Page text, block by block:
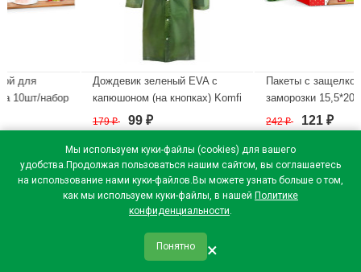
Мы используем куки-файлы (cookies) для вашего
удобства.Продолжая пользоваться нашим сайтом, вы соглашаетесь
на использование нами куки-файлов.Вы можете узнать больше о том,
как мы используем куки-файлы, в нашей Политике
конфиденциальности.
Понятно ×
Дождевик зеленый EVA с
капюшоном (на кнопках) Komfi
110мкм арт.EVA005G
В наличии
₽
Пакеты с защелкой для
заморозки 15,5*20,5см 15шт/
В наличии
121₽
qr_code